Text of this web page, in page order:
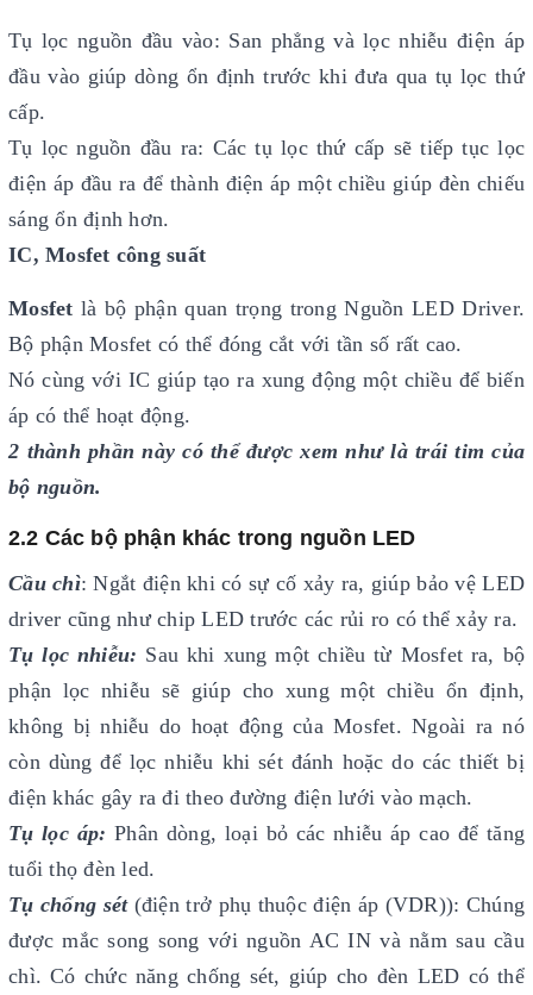
Tụ lọc nguồn đầu vào: San phẳng và lọc nhiễu điện áp
đầu vào giúp dòng ổn định trước khi đưa qua tụ lọc thứ
cấp.
Tụ lọc nguồn đầu ra: Các tụ lọc thứ cấp sẽ tiếp tục lọc
điện áp đầu ra để thành điện áp một chiều giúp đèn chiếu
sáng ổn định hơn.
IC, Mosfet công suất
Mosfet là bộ phận quan trọng trong Nguồn LED Driver.
Bộ phận Mosfet có thể đóng cắt với tần số rất cao.
Nó cùng với IC giúp tạo ra xung động một chiều để biến
áp có thể hoạt động.
2 thành phần này có thể được xem như là trái tim của
bộ nguồn.
2.2 Các bộ phận khác trong nguồn LED
Cầu chì: Ngắt điện khi có sự cố xảy ra, giúp bảo vệ LED
driver cũng như chip LED trước các rủi ro có thể xảy ra.
Tụ lọc nhiễu: Sau khi xung một chiều từ Mosfet ra, bộ
phận lọc nhiễu sẽ giúp cho xung một chiều ổn định,
không bị nhiễu do hoạt động của Mosfet. Ngoài ra nó
còn dùng để lọc nhiễu khi sét đánh hoặc do các thiết bị
điện khác gây ra đi theo đường điện lưới vào mạch.
Tụ lọc áp: Phân dòng, loại bỏ các nhiễu áp cao để tăng
tuổi thọ đèn led.
Tụ chống sét (điện trở phụ thuộc điện áp (VDR)): Chúng
được mắc song song với nguồn AC IN và nằm sau cầu
chì. Có chức năng chống sét, giúp cho đèn LED có thể